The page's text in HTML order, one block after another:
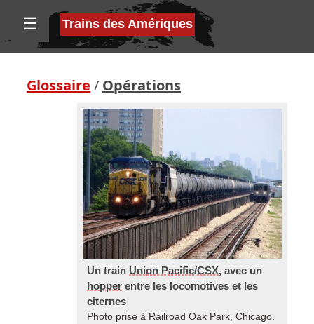
☰ Trains des Amériques
Glossaire / Opérations
Un train Union Pacific/CSX, avec un
hopper entre les locomotives et les
citernes
Photo prise à Railroad Oak Park, Chicago.